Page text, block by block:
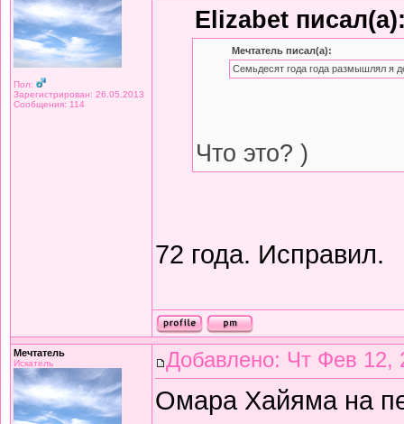
Пол:
Зарегистрирован: 26.05.2013
Сообщения: 114
Elizabet
Мечтатель писал(а):
Семьдесят года года размышлял я
Что это? )
72 года. Исправил.
Мечтатель
Искатель Добавлено: Чт Фев 12,
Омара Хайяма на